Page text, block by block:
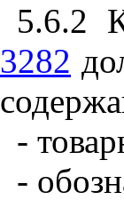
5.6.2
3282
-
-